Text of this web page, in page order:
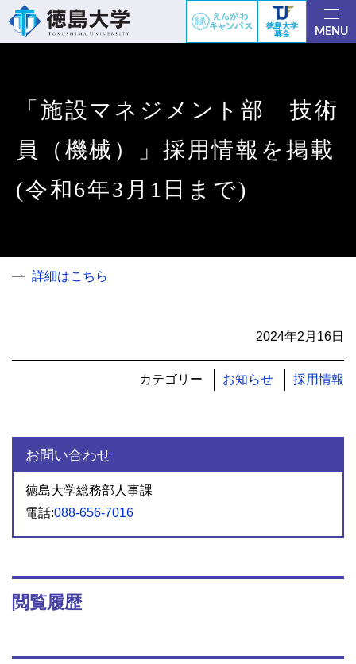
徳島大学
募金
MENU
「施設マネジメント部 技術
員（機械）」採用情報を掲載
(令和6年3月1日まで)
詳細はこちら
2024年2月16日
カテゴリー お知らせ 採用情報
お問い合わせ
徳島大学総務部人事課
電話:088-656-7016
閲覧履歴